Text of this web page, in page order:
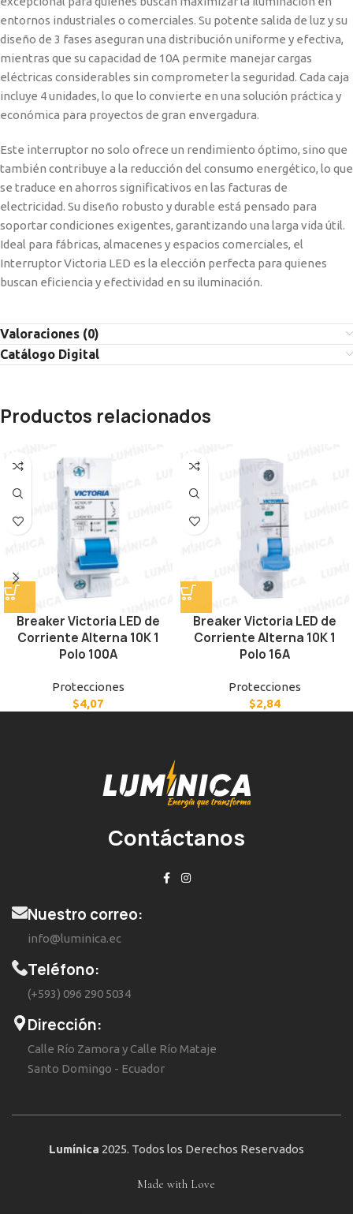
entornos industriales o comerciales. Su potente salida de luz y su
diseño de 3 fases aseguran una distribución uniforme y efectiva,
mientras que su capacidad de 10A permite manejar cargas
eléctricas considerables sin comprometer la seguridad. Cada caja
incluye 4 unidades, lo que lo convierte en una solución práctica y
económica para proyectos de gran envergadura.
Este interruptor no solo ofrece un rendimiento óptimo, sino que
también contribuye a la reducción del consumo energético, lo que
se traduce en ahorros significativos en las facturas de
electricidad. Su diseño robusto y durable está pensado para
soportar condiciones exigentes, garantizando una larga vida útil.
Ideal para fábricas, almacenes y espacios comerciales, el
Interruptor Victoria LED es la elección perfecta para quienes
buscan eficiencia y efectividad en su iluminación.
Valoraciones (0)
Catálogo Digital
Productos relacionados
Breaker Victoria LED de
Corriente Alterna 10K 1
Polo 100A
Protecciones
$4,07
Breaker Victoria LED de
Corriente Alterna 10K 1
Polo 16A
Protecciones
$2,84
Contáctanos
Nuestro correo:
info@luminica.ec
Teléfono:
(+593) 096 290 5034
Dirección:
Calle Río Zamora y Calle Río Mataje
Santo Domingo - Ecuador
Lumínica 2025. Todos los Derechos Reservados
Made with Love